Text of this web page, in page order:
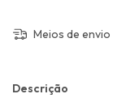
Meios de envio
Descrição